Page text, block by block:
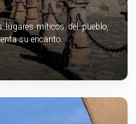
lugares míticos del pueblo,
su encanto.